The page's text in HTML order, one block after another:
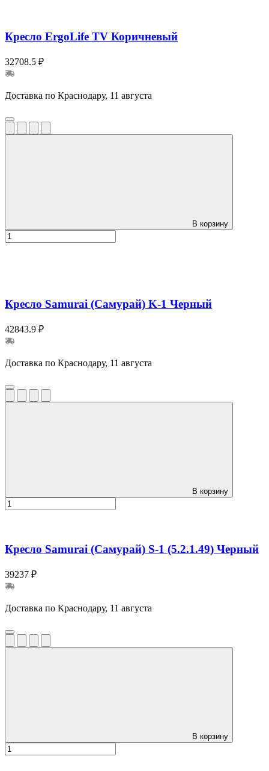
Кресло ErgoLife TV Коричневый
32708.5 ₽
Доставка по Краснодару, 11 августа
В корзину
Кресло Samurai (Самурай) K-1 Черный
42843.9 ₽
Доставка по Краснодару, 11 августа
В корзину
Кресло Samurai (Самурай) S-1 (5.2.1.49) Черный
39237 ₽
Доставка по Краснодару, 11 августа
В корзину